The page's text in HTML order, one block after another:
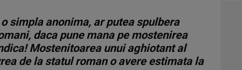
simpla anonima, ar putea spulbera
daca pune mana pe mostenirea
Mostenitoarea unui aghiotant al
de la statul roman o avere estimata la